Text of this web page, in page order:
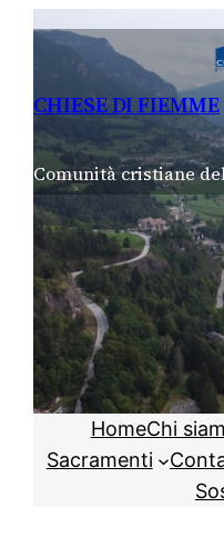
CHIESE DI FIEMME
Comunità cristiane
HomeChi
Sacramenti